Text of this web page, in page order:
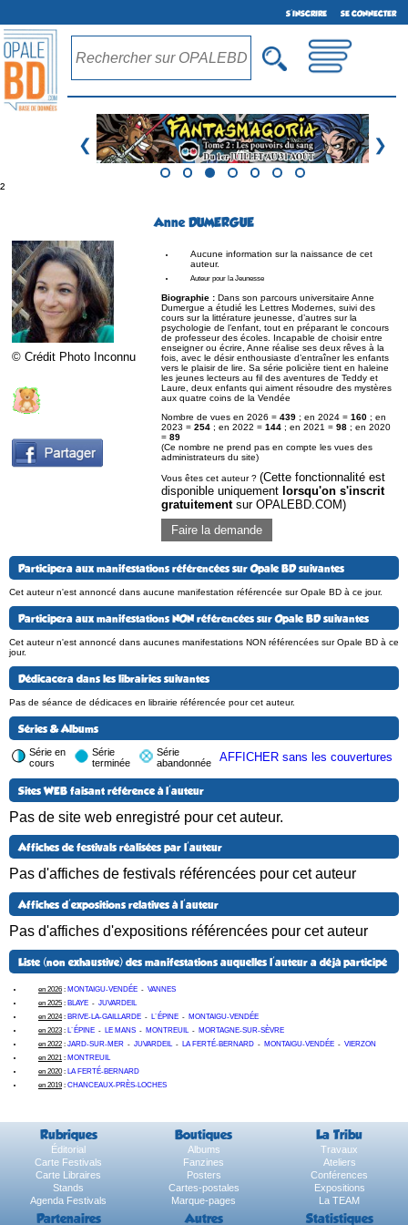
S'INSCRIRE SE CONNECTER
❮ ❯
²
Anne DUMERGUE
© Crédit Photo Inconnu
Aucune information sur la naissance de cet
auteur.
Auteur pour la Jeunesse
Biographie : Dans son parcours universitaire Anne
Dumergue a étudié les Lettres Modernes, suivi des
cours sur la littérature jeunesse, d’autres sur la
psychologie de l’enfant, tout en préparant le concours
de professeur des écoles. Incapable de choisir entre
enseigner ou écrire, Anne réalise ses deux rêves à la
fois, avec le désir enthousiaste d’entraîner les enfants
vers le plaisir de lire. Sa série policière tient en haleine
les jeunes lecteurs au fil des aventures de Teddy et
Laure, deux enfants qui aiment résoudre des mystères
aux quatre coins de la Vendée
Nombre de vues en 2026 = 439 ; en 2024 = 160 ; en
2023 = 254 ; en 2022 = 144 ; en 2021 = 98 ; en 2020
= 89
(Ce nombre ne prend pas en compte les vues des
administrateurs du site)
Vous êtes cet auteur ? (Cette fonctionnalité est
disponible uniquement lorsqu'on s'inscrit
gratuitementsur OPALEBD.COM)
Faire la demande
Participera aux manifestations référencées sur Opale BD suivantes
Cet auteur n'est annoncé dans aucune manifestation référencée sur Opale BD à ce jour.
Participera aux manifestations NON référencées sur Opale BD suivantes
Cet auteur n'est annoncé dans aucunes manifestations NON référencées sur Opale BD à ce
jour.
Dédicacera dans les librairies suivantes
Pas de séance de dédicaces en librairie référencée pour cet auteur.
Séries & Albums
Série en
cours
Série
terminée
Série
abandonnée
AFFICHER sans les couvertures
Sites WEB faisant référence à l'auteur
Pas de site web enregistré pour cet auteur.
Affiches de festivals réalisées par l'auteur
Pas d'affiches de festivals référencées pour cet auteur
Affiches d'expositions relatives à l'auteur
Pas d'affiches d'expositions référencées pour cet auteur
Liste (non exhaustive) des manifestations auquelles l'auteur a déjà participé
en 2026 : MONTAIGU-VENDÉE - VANNES
en 2025 : BLAYE - JUVARDEIL
en 2024: BRIVE-LA-GAILLARDE - L´ÉPINE - MONTAIGU-VENDÉE
en 2023 : L´ÉPINE - LE MANS - MONTREUIL- MORTAGNE-SUR-SÈVRE
en 2022 : JARD-SUR-MER - JUVARDEIL- LA FERTÉ-BERNARD - MONTAIGU-VENDÉE - VIERZON
en 2021 : MONTREUIL
en 2020: LA FERTÉ-BERNARD
en 2019 : CHANCEAUX-PRÈS-LOCHES
Rubriques Boutiques La Tribu
Éditorial Albums
Travaux
Carte Festivals
Fanzines
Ateliers
Carte Libraires
Posters
Conférences
Stands
Cartes-postales
Expositions
Agenda Festivals
Marque-pages La TEAM
Partenaires Autres Statistiques